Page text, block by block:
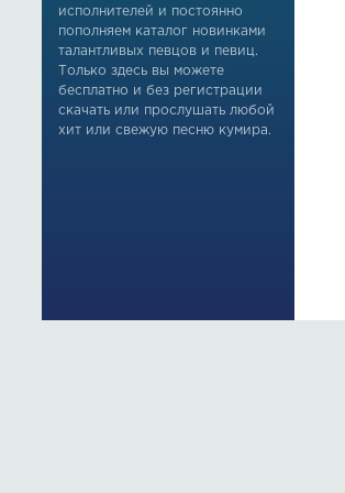
исполнителей и постоянно
пополняем каталог новинками
талантливых певцов и певиц.
Только здесь вы можете
бесплатно и без регистрации
скачать или прослушать любой
хит или свежую песню кумира.